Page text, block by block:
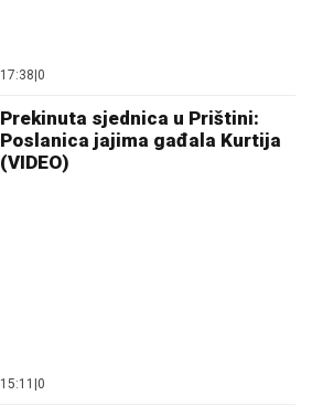
17:38 0
Prekinuta sjednica u Prištini:
Poslanica jajima gađala Kurtija
(VIDEO)
15:11 0